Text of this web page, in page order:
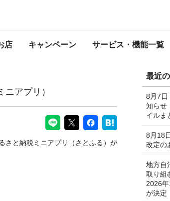
店 キャンペーン サービス・機能一覧
らのお知らせ
アプリ）
さと納税ミニアプリ（さとふる）が
最近
8月7日
知らせ
イルま
8月18
改定の
地方自
取り組
2026
が決定